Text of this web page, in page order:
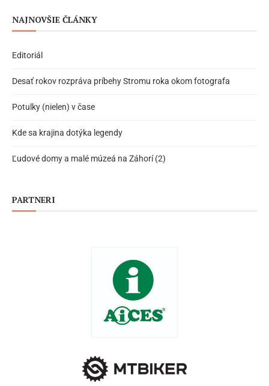
NAJNOVŠIE ČLÁNKY
Editoriál
Desať rokov rozpráva príbehy Stromu roka okom fotografa
Potulky (nielen) v čase
Kde sa krajina dotýka legendy
Ľudové domy a malé múzeá na Záhorí (2)
PARTNERI